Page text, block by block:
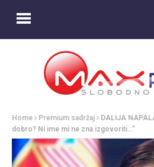
Home Premium sadržaj
DALIJA
dobro? Ni ime mi ne zna izgovoriti…”